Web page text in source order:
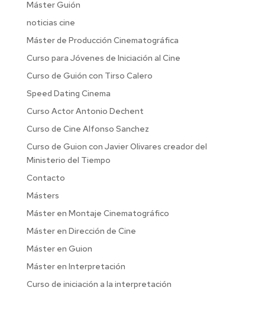
Máster Guión
noticias cine
Máster de Producción Cinematográfica
Curso para Jóvenes de Iniciación al Cine
Curso de Guión con Tirso Calero
Speed Dating Cinema
Curso Actor Antonio Dechent
Curso de Cine Alfonso Sanchez
Curso de Guion con Javier Olivares creador del
Ministerio del Tiempo
Contacto
Másters
Máster en Montaje Cinematográfico
Máster en Dirección de Cine
Máster en Guion
Máster en Interpretación
Curso de iniciación a la interpretación